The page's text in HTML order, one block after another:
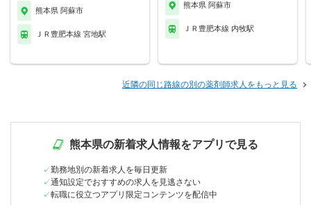
熊本県 阿蘇市
ＪＲ豊肥本線 宮地駅
熊本県 阿蘇市
ＪＲ豊肥本線 内牧駅
近隣の同じ路線の別の薬剤師求人をもっと見る
熊本県の新着求人情報をアプリで見る
勤務地別の新着求人を毎日更新
通知設定でおすすめの求人を見逃さない
転職に役立つアプリ限定コンテンツを配信中